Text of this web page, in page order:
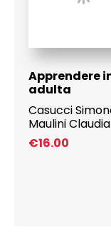
Apprendere
adulta
Casucci
Maulini Claudia
€16.00